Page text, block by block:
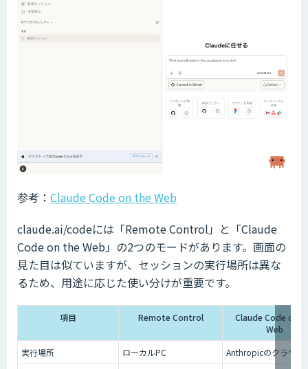
参考： Claude Code on the Web
claude.ai/codeには「Remote Control」と「Claude
Code on the Web」の2つのモードがあります。画面の
見た目は似ていますが、セッションの実行場所は異な
るため、用途に応じた使い分けが重要です。
項目 Remote Control
Claude Code on
Web
実行場所
ローカルPC
Anthropicのクラウド